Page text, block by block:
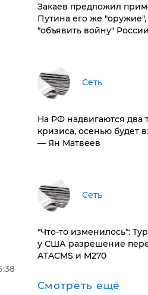
Закаев предложил
Путина его же
"объявить войну" России
Сеть
На РФ надвигаются два
кризиса, осенью будет
— Ян Матвеев
Сеть
​"Что-то изменилось":
у США разрешение
ATACMS и M270
Смотреть ещё